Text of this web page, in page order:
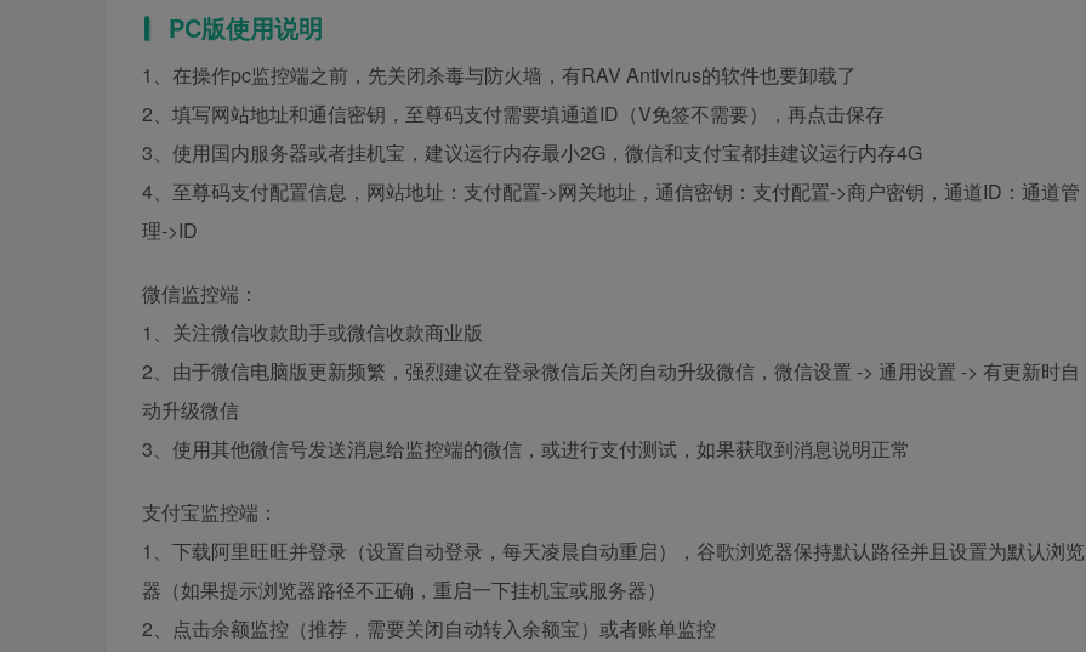
PC版使用说明
1、在操作pc监控端之前，先关闭杀毒与防火墙，有RAV Antivirus的软件也要卸载了
2、填写网站地址和通信密钥，至尊码支付需要填通道ID（V免签不需要），再点击保存
3、使用国内服务器或者挂机宝，建议运行内存最小2G，微信和支付宝都挂建议运行内存4G
4、至尊码支付配置信息，网站地址：支付配置->网关地址，通信密钥：支付配置->商户密钥，通道ID：通道管
理->ID
微信监控端：
1、关注微信收款助手或微信收款商业版
2、由于微信电脑版更新频繁，强烈建议在登录微信后关闭自动升级微信，微信设置 -> 通用设置 -> 有更新时自
动升级微信
3、使用其他微信号发送消息给监控端的微信，或进行支付测试，如果获取到消息说明正常
支付宝监控端：
1、下载阿里旺旺并登录（设置自动登录，每天凌晨自动重启），谷歌浏览器保持默认路径并且设置为默认浏览
器（如果提示浏览器路径不正确，重启一下挂机宝或服务器）
2、点击余额监控（推荐，需要关闭自动转入余额宝）或者账单监控